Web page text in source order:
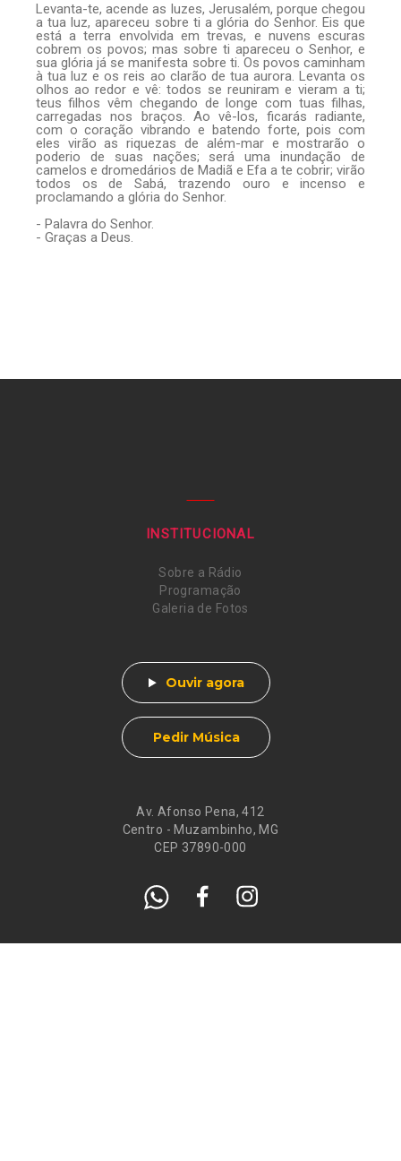
Levanta-te, acende as luzes, Jerusalém, porque chegou
a tua luz, apareceu sobre ti a glória do Senhor. Eis que
está a terra envolvida em trevas, e nuvens escuras
cobrem os povos; mas sobre ti apareceu o Senhor, e
sua glória já se manifesta sobre ti. Os povos caminham
à tua luz e os reis ao clarão de tua aurora. Levanta os
olhos ao redor e vê: todos se reuniram e vieram a ti;
teus filhos vêm chegando de longe com tuas filhas,
carregadas nos braços. Ao vê-los, ficarás radiante,
com o coração vibrando e batendo forte, pois com
eles virão as riquezas de além-mar e mostrarão o
poderio de suas nações; será uma inundação de
camelos e dromedários de Madiã e Efa a te cobrir; virão
todos os de Sabá, trazendo ouro e incenso e
proclamando a glória do Senhor.
- Palavra do Senhor.
- Graças a Deus.
Av. Afonso Pena, 412
Centro - Muzambinho, MG
CEP 37890-000
INSTITUCIONAL
Sobre a Rádio
Programação
Galeria de Fotos
Ouvir agora
Pedir Música